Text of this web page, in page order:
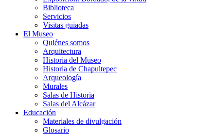
Biblioteca
Servicios
Visitas guiadas
El Museo
Quiénes somos
Arquitectura
Historia del Museo
Historia de Chapultepec
Arqueología
Murales
Salas de Historia
Salas del Alcázar
Educación
Materiales de divulgación
Glosario